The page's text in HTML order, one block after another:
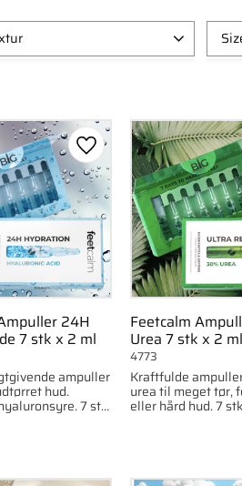
Mousse 7
Koncentrat (ampull)
4
24H
7 stk x 2 ml
ampuller
hud.
7 stk
Gem som favorit
Feetcalm
Urea 7 stk x 2 ml
Kraftfulde
urea til meget tør,
eller hård hud. 7
4773